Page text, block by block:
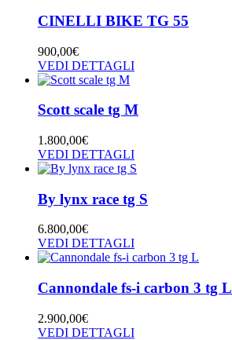
CINELLI BIKE TG 55
900,00€
VEDI DETTAGLI
Scott scale tg M
1.800,00€
VEDI DETTAGLI
By lynx race tg S
6.800,00€
VEDI DETTAGLI
Cannondale fs-i carbon 3 tg L
2.900,00€
VEDI DETTAGLI